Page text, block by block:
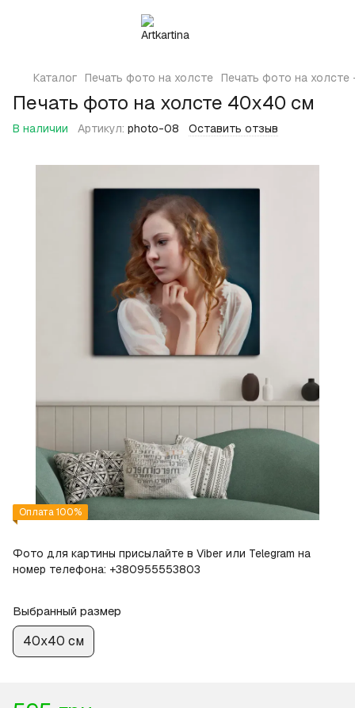
Каталог Печать фото на холсте Печать фото на
Печать фото на холсте 40х40 см
В наличии Артикул: photo-08 Оставить отзыв
Оплата 100%
Фото для картины присылайте в Viber или Telegram на
номер телефона: +380955553803
Выбранный размер
40х40 см